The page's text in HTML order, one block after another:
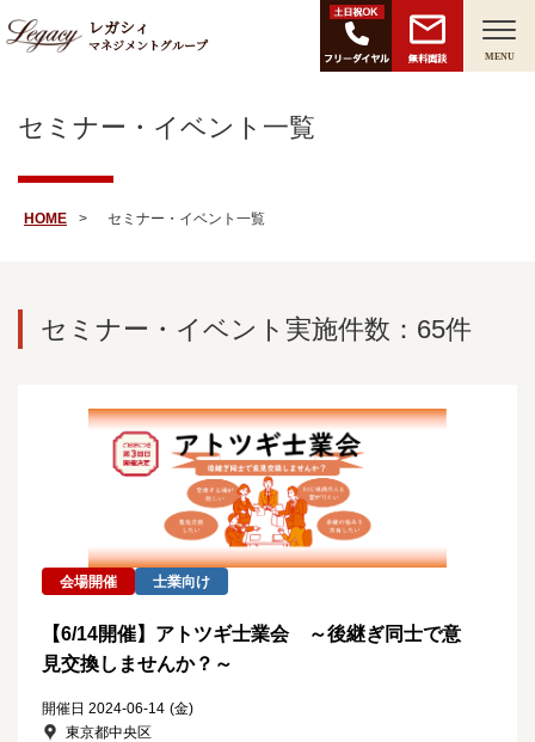
レガシィ
マネジメントグループ
無料面談 MENU
セミナー・イベント一覧
HOME セミナー・イベント一覧
セミナー・イベント実施件数：65件
会場開催 士業向け
【6/14開催】アトツギ士業会 ～後継ぎ同士で意
見交換しませんか？～
開催日 2024-06-14 (金)
東京都中央区